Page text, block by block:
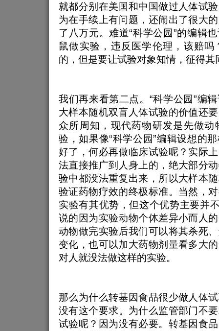
就都分别在美国和中国做过人体试
为在手续上有问题，还闹出了很大
了八万元。难道“科学公园”的编辑
鼠做实验，违反医学伦理，该赔吗
的，但是要让试验对象知情，征得其
我们再来看第二点。“科学公园”编
大样本随机双盲人体试验的价值还
众所周知，现代药物研发是先做动
验，如果像“科学公园”编辑设想的
好了，何必再做临床试验呢？实际
法直接推广到人身上的，绝大部分
验中都没法重复出来，所以大样本
验证药物疗效的终极标准。当然，
实验有其优势，但这个优势主要并
说的因为实验动物个体差异小而人
动物做完实验后我们可以将其杀死
变化，也可以加大药物剂量看多大
对人就没法做这样的实验。
那么为什么转基因食品很少做人体
没有这个要求。为什么监管部门不
试验呢？因为没有必要。转基因食